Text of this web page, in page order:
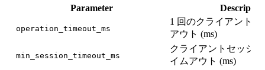
Parameter
operation_timeout_ms
1 回のクライアント
アウト (ms)
min_session_timeout_ms
クライアントセッシ
イムアウト (ms)